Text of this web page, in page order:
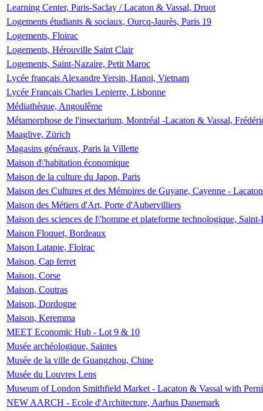
Learning Center, Paris-Saclay / Lacaton & Vassal, Druot
Logements étudiants & sociaux, Ourcq-Jaurès, Paris 19
Logements, Floirac
Logements, Hérouville Saint Clair
Logements, Saint-Nazaire, Petit Maroc
Lycée français Alexandre Yersin, Hanoi, Vietnam
Lycée Français Charles Lepierre, Lisbonne
Médiathèque, Angoulême
Métamorphose de l'insectarium, Montréal -Lacaton & Vassal,
Maaglive, Zürich
Magasins généraux, Paris la Villette
Maison d\'habitation économique
Maison de la culture du Japon, Paris
Maison des Cultures et des Mémoires de Guyane, Cayenne -
Maison des Métiers d'Art, Porte d'Aubervilliers
Maison des sciences de l\'homme et plateforme technologique,
Maison Floquet, Bordeaux
Maison Latapie, Floirac
Maison, Cap ferret
Maison, Corse
Maison, Coutras
Maison, Dordogne
Maison, Keremma
MEET Economic Hub - Lot 9 & 10
Musée archéologique, Saintes
Musée de la ville de Guangzhou, Chine
Musée du Louvres Lens
Museum of London Smithfield Market - Lacaton & Vassal with
NEW AARCH - Ecole d'Architecture, Aarhus Danemark